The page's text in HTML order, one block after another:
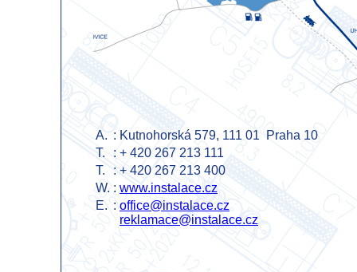
A. : Kutnohorská 579, 111 01 Praha 10
T.
: + 420 267 213 111
T.
: + 420 267 213 400
W. : www.instalace.cz
E. : office@instalace.cz
reklamace@instalace.cz